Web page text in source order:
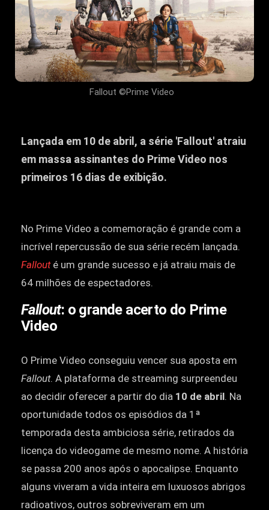
Fallout ©Prime Video
Lançada em 10 de abril, a série 'Fallout' atraiu
em massa assinantes do Prime Video nos
primeiros 16 dias de exibição.
No Prime Video a comemoração é grande com a
incrível repercussão de sua série recém lançada.
Fallouté um grande sucesso e já atraiu mais de
64 milhões de espectadores.
Fallout: o grande acerto do Prime
Video
O Prime Video conseguiu vencer sua aposta em
Fallout. A plataforma de streaming surpreendeu
ao decidir oferecer a partir do dia 10 de abril. Na
oportunidade todos os episódios da 1ª
temporada desta ambiciosa série, retirados da
licença do videogame de mesmo nome. A história
se passa 200 anos após o apocalipse. Enquanto
alguns viveram a vida inteira em luxuosos abrigos
radioativos, outros sobreviveram em um